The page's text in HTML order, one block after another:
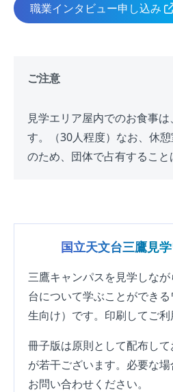
職業インタビュー申し込み
ご注意
見学エリア屋内でのお食事
す。（30人程度）なお、休
のため、団体で占有すること
国立天文台三鷹見
三鷹キャンパスを見学しな
台について学ぶことができ
生向け）です。印刷してご利
冊子版は原則として配布し
が若干ございます。必要な
お問い合わせください。